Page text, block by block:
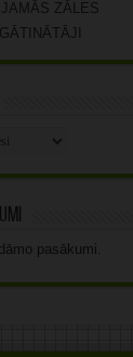
ZĀLES
pasākumi.